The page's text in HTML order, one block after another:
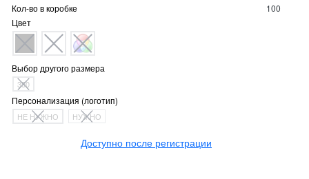
Кол-во в коробке
100
Цвет
Выбор другого размера
350
Персонализация (логотип)
НЕ НУЖНО НУЖНО
Доступно после регистрации